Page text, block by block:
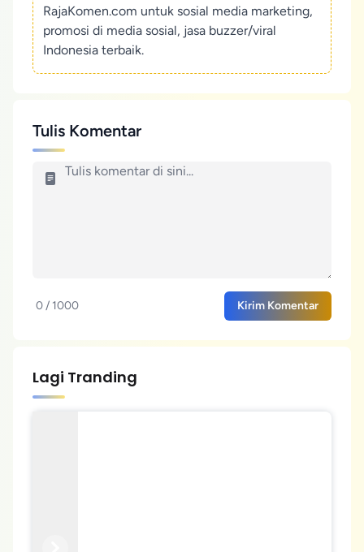
RajaKomen.com untuk sosial media marketing,
promosi di media sosial, jasa buzzer/viral
Indonesia terbaik.
Tulis Komentar
0 / 1000 Kirim Komentar
Lagi Tranding